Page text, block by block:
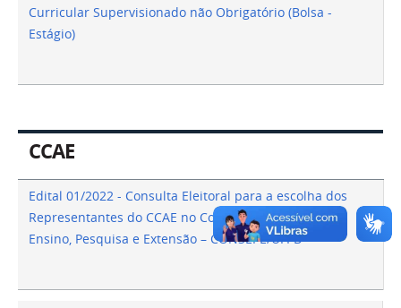
Curricular Supervisionado não Obrigatório (Bolsa -
Estágio)
CCAE
Edital 01/2022 - Consulta Eleitoral para a escolha dos
Representantes do CCAE no Conselho Superior de
Ensino, Pesquisa e Extensão – CONSEPE/UFPB